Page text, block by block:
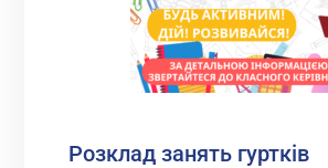
Розклад занять гуртків